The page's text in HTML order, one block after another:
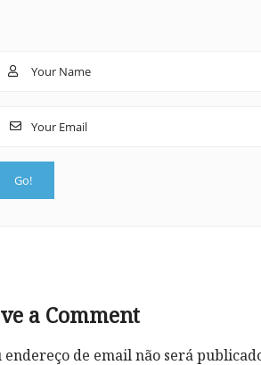
a Comment
endereço de email não será